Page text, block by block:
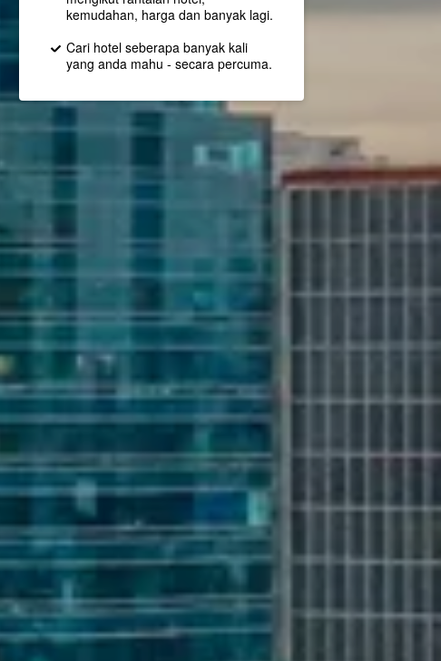
kemudahan, harga dan banyak lagi.
Cari hotel seberapa banyak kali
yang anda mahu - secara percuma.